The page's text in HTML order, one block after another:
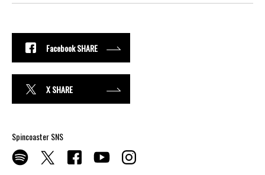
Facebook SHARE
X SHARE
Spincoaster SNS